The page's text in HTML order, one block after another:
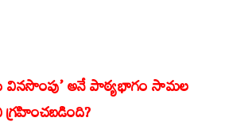
వినసొంపు’ అనే పాఠ్యభాగం సామల